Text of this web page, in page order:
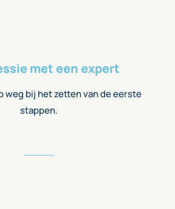
met een expert
weg bij het zetten van de eerste
stappen.